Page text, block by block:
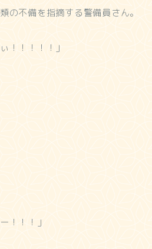
の不備を指摘する警備員さん。
！！！！！」
！！！」